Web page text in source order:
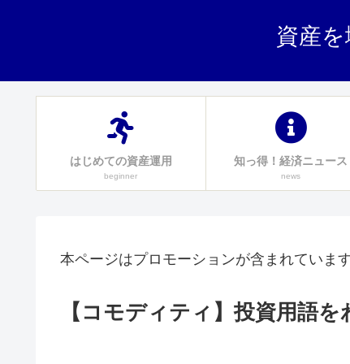
資産
はじめての資産運用
beginner
知っ得！経済ニュース
news
本ページはプロモーションが含まれています
【コモディティ】投資用語